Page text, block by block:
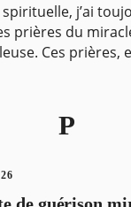
j’ai
prières du
Ces prières,
P